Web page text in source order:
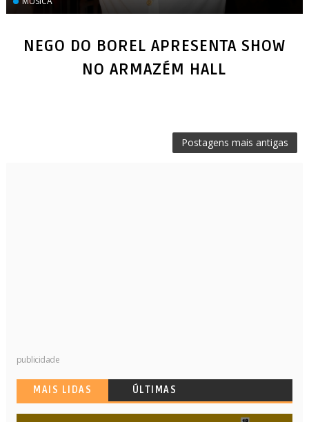
NEGO DO BOREL APRESENTA SHOW
NO ARMAZÉM HALL
Postagens mais antigas
publicidade
MAIS LIDAS ÚLTIMAS